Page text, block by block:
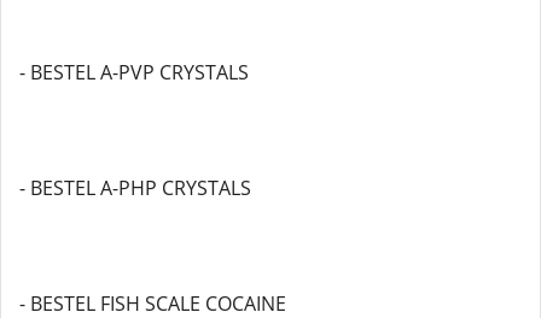
- BESTEL A-PVP CRYSTALS
- BESTEL A-PHP CRYSTALS
- BESTEL FISH SCALE COCAINE